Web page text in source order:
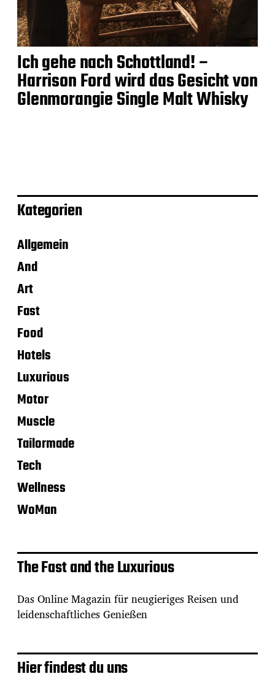
Ich gehe nach Schottland! –
Harrison Ford wird das Gesicht von
Glenmorangie Single Malt Whisky
Kategorien
Allgemein
And
Art
Fast
Food
Hotels
Luxurious
Motor
Muscle
Tailormade
Tech
Wellness
WoMan
The Fast and the Luxurious
Das Online Magazin für neugieriges Reisen und
leidenschaftliches Genießen
Hier findest du uns